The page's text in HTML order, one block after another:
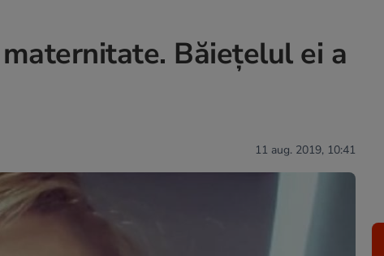
Băiețelul ei a
11 aug. 2019, 10:41